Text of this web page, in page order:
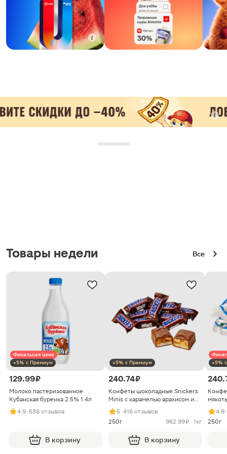
Товары недели Все
Финальная цена
+5% с Премиум
129.99 ₽
Молоко пастеризованное
Кубанская буренка 2.5% 1.4л
4.9· 638 отзывов
В корзину
+5% с Премиум
240.74 ₽
Конфеты шоколадные Snickers
Minis с карамелью арахисом и
нугой
5· 416 отзывов
250г
962.99 ₽ · 1кг
В корзину
+5%
4.9
250г